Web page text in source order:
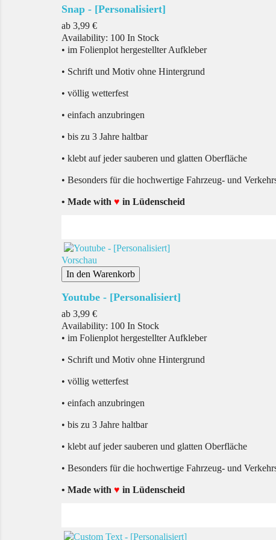
Snap - [Personalisiert]
ab Preis
3,99 €
Availability: 100 In Stock
• im Folienplot hergestellter Aufkleber
• Schrift und Motiv ohne Hintergrund
• völlig wetterfest
• einfach anzubringen
• bis zu 3 Jahre haltbar
• klebt auf jeder sauberen und glatten Oberfläche
• Besonders für die hochwertige Fahrzeug- und
• Made with ♥ in Lüdenscheid
Vorschau
In den Warenkorb
Youtube - [Personalisiert]
ab Preis
3,99 €
Availability: 100 In Stock
• im Folienplot hergestellter Aufkleber
• Schrift und Motiv ohne Hintergrund
• völlig wetterfest
• einfach anzubringen
• bis zu 3 Jahre haltbar
• klebt auf jeder sauberen und glatten Oberfläche
• Besonders für die hochwertige Fahrzeug- und
• Made with ♥ in Lüdenscheid